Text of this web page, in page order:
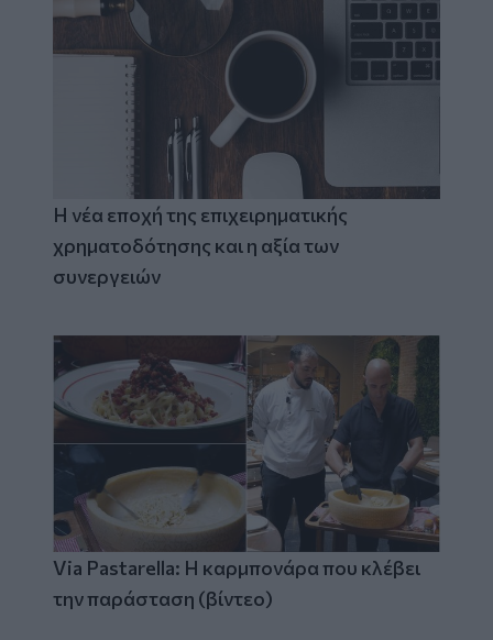
Η νέα εποχή της επιχειρηματικής
χρηματοδότησης και η αξία των
συνεργειών
Via Pastarella: Η καρμπονάρα που κλέβει
την παράσταση (βίντεο)